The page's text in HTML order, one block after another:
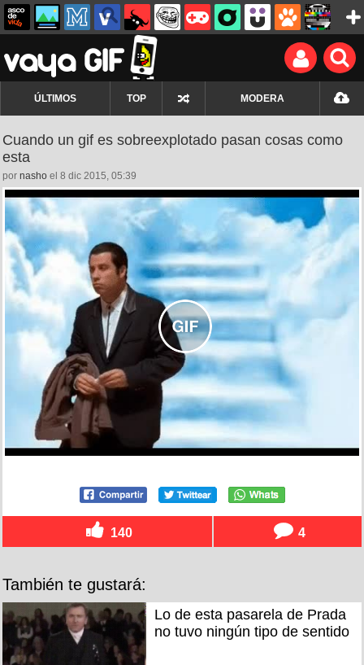
ÚLTIMOS TOP MODERA
Cuando un gif es sobreexplotado pasan cosas como
esta
por nasho el 8 dic 2015, 05:39
140 4
También te gustará:
Lo de esta pasarela de Prada
no tuvo ningún tipo de sentido